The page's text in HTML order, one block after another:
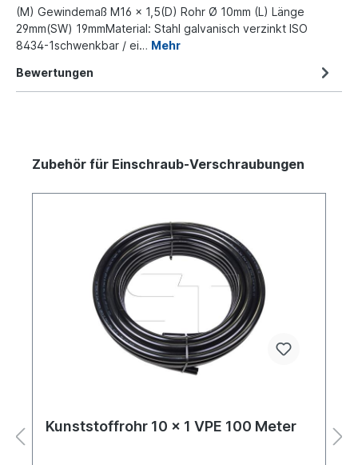
(M) Gewindemaß M16 x 1,5(D) Rohr Ø 10mm (L) Länge
29mm(SW) 19mmMaterial: Stahl galvanisch verzinkt ISO
8434-1schwenkbar / ei… Mehr
Bewertungen
Zubehör für Einschraub-Verschraubungen
Kunststoffrohr 10 x 1 VPE 100 Meter